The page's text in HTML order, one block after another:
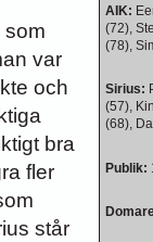
AIK:
(72),
(78),
Sirius:
(57),
(68),
Publik:
som
var
och
bra
fler
står